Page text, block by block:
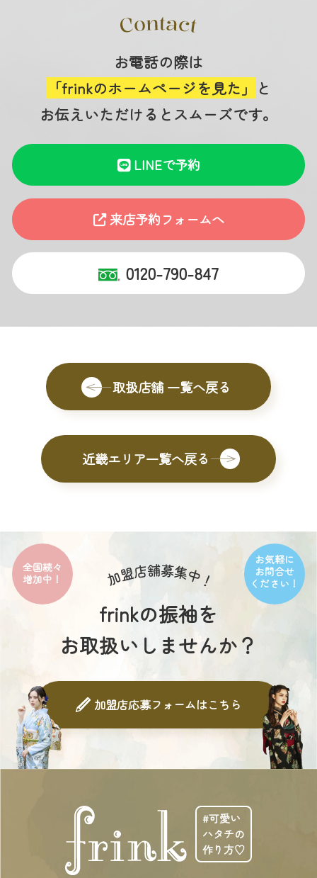
お電話の際は
「frinkのホームページを見た」 と
お伝えいただけるとスムーズです。
LINEで予約
来店予約フォームへ
0120-790-847
取扱店舗 一覧へ戻る
近畿エリア一覧へ戻る
frinkの振袖を
お取扱いしませんか？
全国続々
増加中！
お気軽に
お問合せ
ください！
加盟店応募フォームはこちら
#可愛い
ハタチの
作り方♡